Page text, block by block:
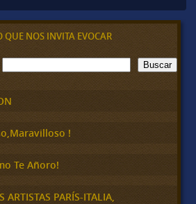
QUE NOS INVITA EVOCAR
B
u
c
a
Buscar
!
Te Añoro!
ARTISTAS PARÍS-ITALIA,